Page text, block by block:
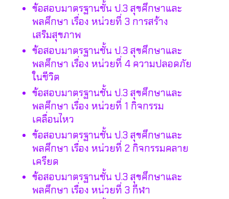
ข้อสอบมาตรฐานชั้น ป.3 สุขศึกษาและ
พลศึกษา เรื่อง หน่วยที่ 3 การสร้าง
เสริมสุขภาพ
ข้อสอบมาตรฐานชั้น ป.3 สุขศึกษาและ
พลศึกษา เรื่อง หน่วยที่ 4 ความปลอดภัย
ในชีวิต
ข้อสอบมาตรฐานชั้น ป.3 สุขศึกษาและ
พลศึกษา เรื่อง หน่วยที่ 1 กิจกรรม
เคลื่อนไหว
ข้อสอบมาตรฐานชั้น ป.3 สุขศึกษาและ
พลศึกษา เรื่อง หน่วยที่ 2 กิจกรรมคลาย
เครียด
ข้อสอบมาตรฐานชั้น ป.3 สุขศึกษาและ
พลศึกษา เรื่อง หน่วยที่ 3 กีฬา